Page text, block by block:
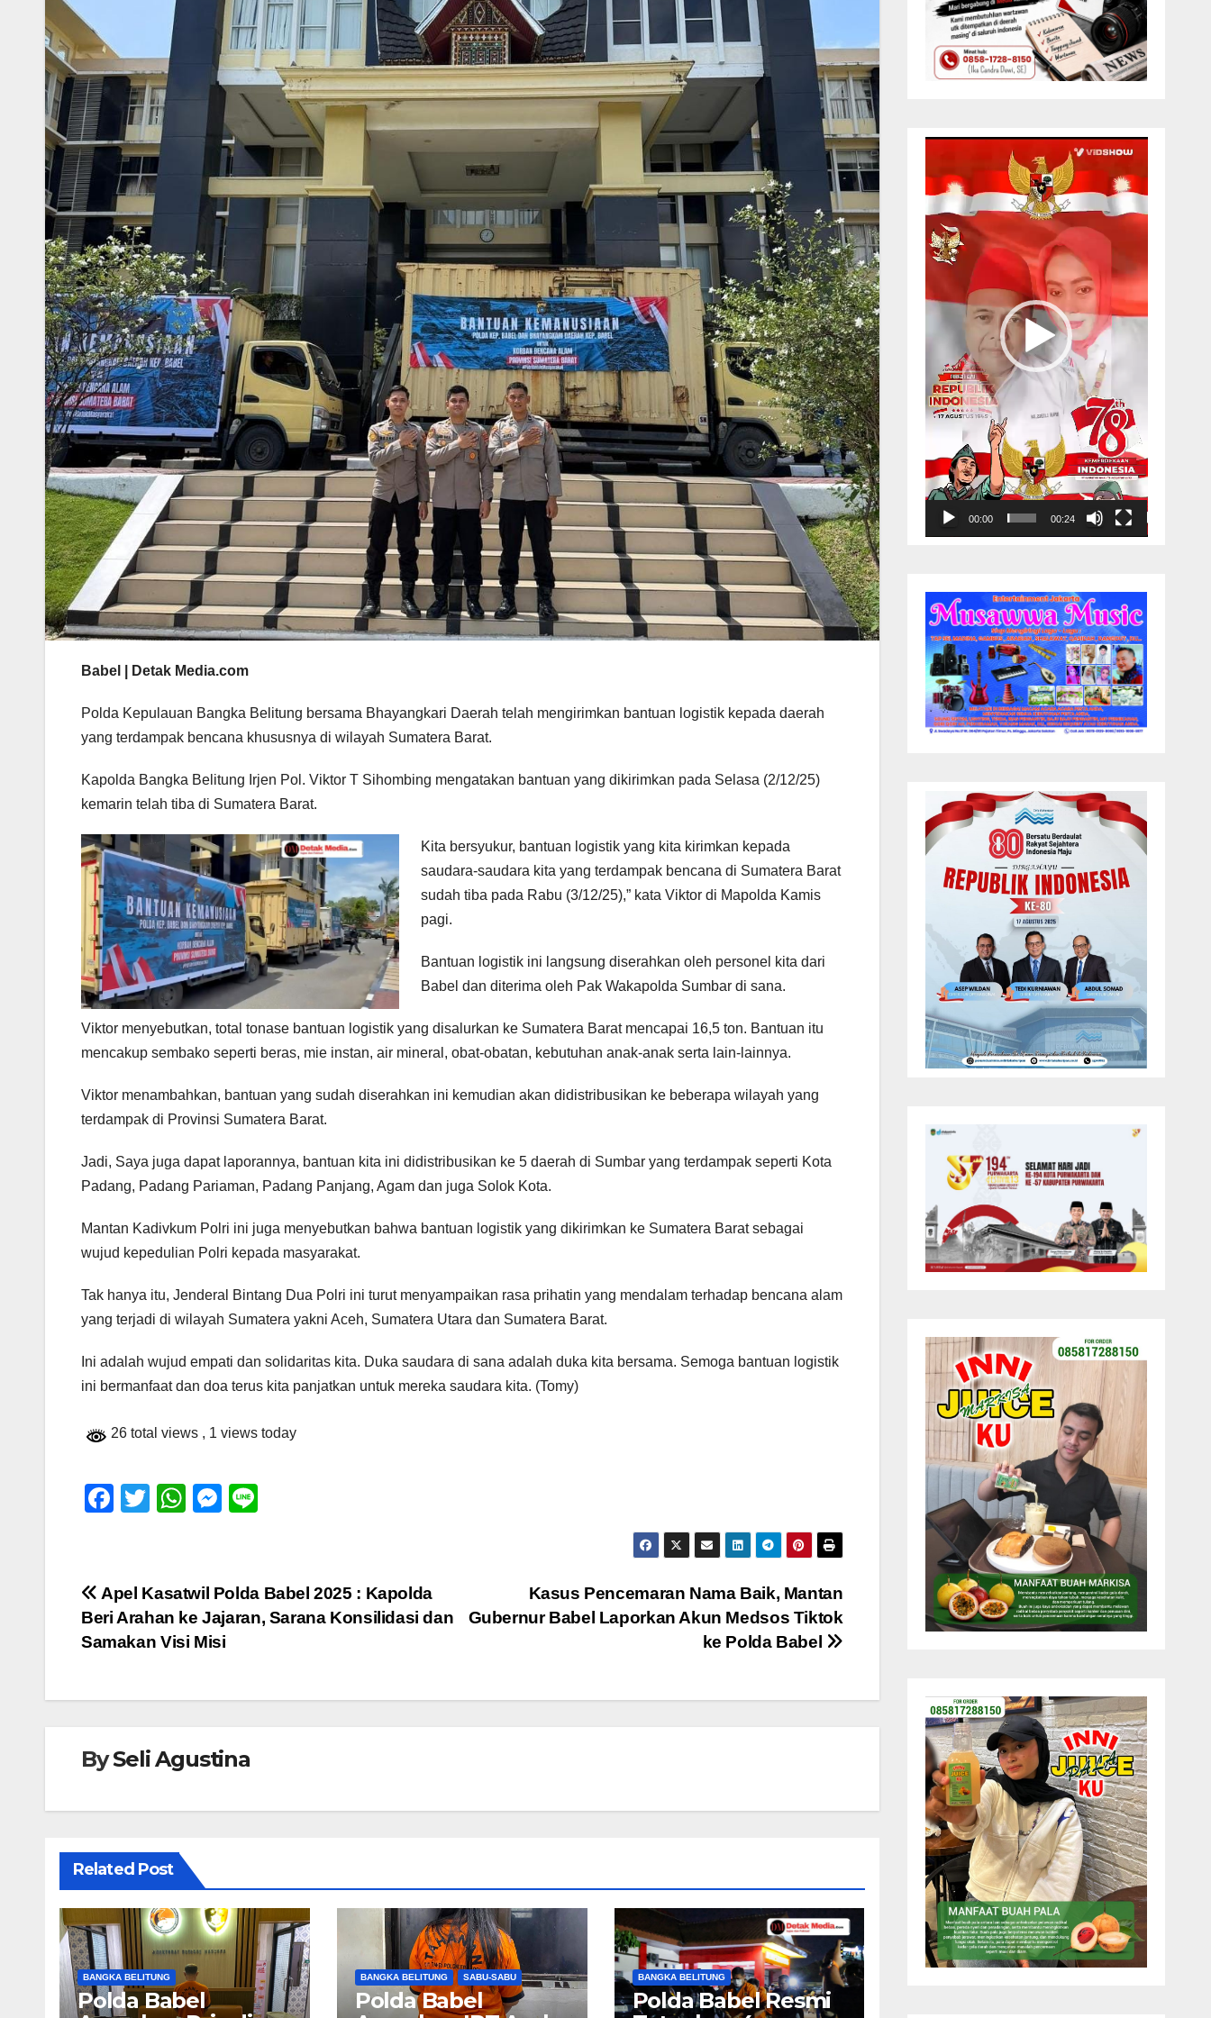
Babel | Detak Media.com
Polda Kepulauan Bangka Belitung bersama Bhayangkari Daerah telah mengirimkan bantuan logistik kepada daerah
yang terdampak bencana khususnya di wilayah Sumatera Barat.
Kapolda Bangka Belitung Irjen Pol. Viktor T Sihombing mengatakan bantuan yang dikirimkan pada Selasa (2/12/25)
kemarin telah tiba di Sumatera Barat.
Kita bersyukur, bantuan logistik yang kita kirimkan kepada
saudara-saudara kita yang terdampak bencana di Sumatera Barat
sudah tiba pada Rabu (3/12/25),” kata Viktor di Mapolda Kamis
pagi.
Bantuan logistik ini langsung diserahkan oleh personel kita dari
Babel dan diterima oleh Pak Wakapolda Sumbar di sana.
Viktor menyebutkan, total tonase bantuan logistik yang disalurkan ke Sumatera Barat mencapai 16,5 ton. Bantuan itu
mencakup sembako seperti beras, mie instan, air mineral, obat-obatan, kebutuhan anak-anak serta lain-lainnya.
Viktor menambahkan, bantuan yang sudah diserahkan ini kemudian akan didistribusikan ke beberapa wilayah yang
terdampak di Provinsi Sumatera Barat.
Jadi, Saya juga dapat laporannya, bantuan kita ini didistribusikan ke 5 daerah di Sumbar yang terdampak seperti Kota
Padang, Padang Pariaman, Padang Panjang, Agam dan juga Solok Kota.
Mantan Kadivkum Polri ini juga menyebutkan bahwa bantuan logistik yang dikirimkan ke Sumatera Barat sebagai
wujud kepedulian Polri kepada masyarakat.
Tak hanya itu, Jenderal Bintang Dua Polri ini turut menyampaikan rasa prihatin yang mendalam terhadap bencana alam
yang terjadi di wilayah Sumatera yakni Aceh, Sumatera Utara dan Sumatera Barat.
Ini adalah wujud empati dan solidaritas kita. Duka saudara di sana adalah duka kita bersama. Semoga bantuan logistik
ini bermanfaat dan doa terus kita panjatkan untuk mereka saudara kita. (Tomy)
26 total views , 1 views today
F
e
b
o
k
T
er
W
s
A
p
M
e
n
g
Navigasi
pos
Kasus Pencemaran Nama Baik, Mantan
Gubernur Babel Laporkan Akun Medsos Tiktok
ke Polda Babel
Apel Kasatwil Polda Babel 2025 : Kapolda
Beri Arahan ke Jajaran, Sarana Konsilidasi dan
Samakan Visi Misi
BySeli Agustina
Related Post
BANGKA BELITUNG
Polda Babel
BANGKA BELITUNG SABU-SABU
Polda Babel
BANGKA BELITUNG
Polda Babel Resmi
Video
00:00 00:24